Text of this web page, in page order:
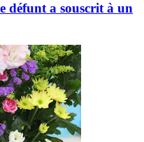
défunt a souscrit à un